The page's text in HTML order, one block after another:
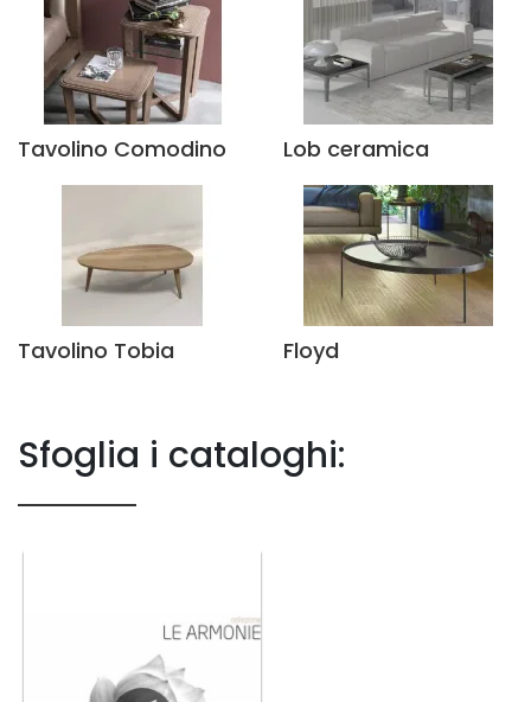
Tavolino Comodino Lob ceramica
Tavolino Tobia Floyd
Sfoglia i cataloghi: